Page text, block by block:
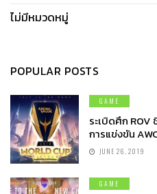
ไม่มีหมวดหมู่
POPULAR POSTS
GAME
ระเบิดศึก
การแข่งขัน
JUNE 26, 2019
GAME